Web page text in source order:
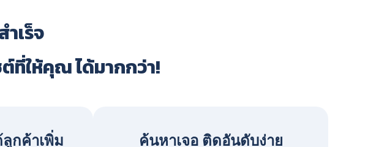
เร็จ
ที่ให้คุณ ได้มากกว่า!
กค้าเพิ่ม ค้นหาเจอ ติดอันดับง่าย